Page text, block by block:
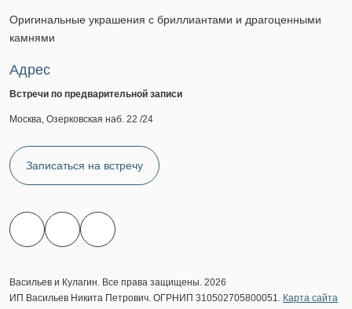
Оригинальные украшения с бриллиантами и драгоценными
камнями
Адрес
Встречи по предварительной записи
Москва, Озерковская наб. 22 /24
Записаться на встречу
Васильев и Кулагин. Все права защищены. 2026
ИП Васильев Никита Петрович. ОГРНИП 310502705800051. Карта сайта